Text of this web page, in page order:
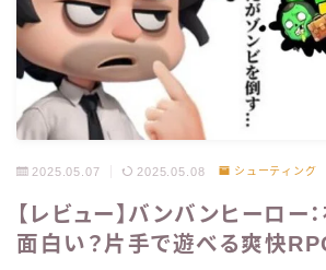
2025.05.07 2025.05.08 シューティング
【レビュー】バンバンヒーロー
面白い？片手で遊べる爽快